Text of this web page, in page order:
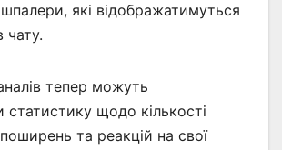
шпалери, які відображатимуться
чату.
тепер можуть
статистику щодо кількості
поширень та реакцій на свої